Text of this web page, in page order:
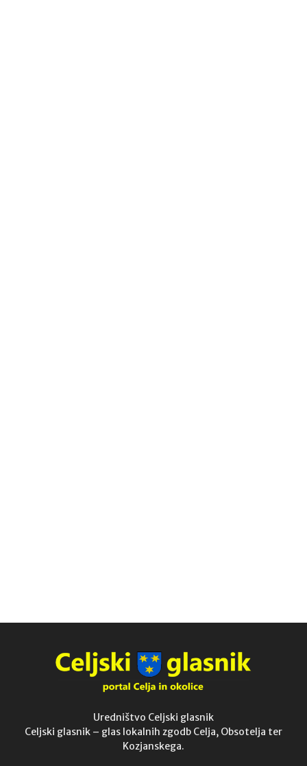
Uredništvo Celjski glasnik
Celjski glasnik – glas lokalnih zgodb Celja, Obsotelja ter
Kozjanskega.